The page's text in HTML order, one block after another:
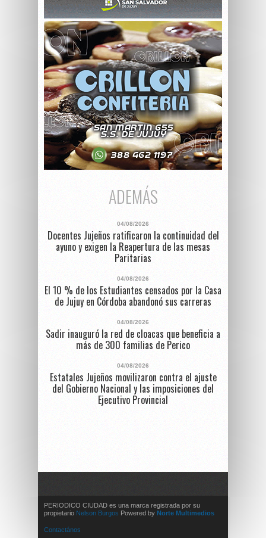
ADEMÁS
04/08/2026
Docentes Jujeños ratificaron la continuidad del
ayuno y exigen la Reapertura de las mesas
Paritarias
04/08/2026
El 10 % de los Estudiantes censados por la Casa
de Jujuy en Córdoba abandonó sus carreras
04/08/2026
Sadir inauguró la red de cloacas que beneficia a
más de 300 familias de Perico
04/08/2026
Estatales Jujeños movilizaron contra el ajuste
del Gobierno Nacional y las imposiciones del
Ejecutivo Provincial
PERIODICO CIUDAD es una marca registrada por su
propietario Nelson Burgos Powered by Norte Multimedios
Contactános